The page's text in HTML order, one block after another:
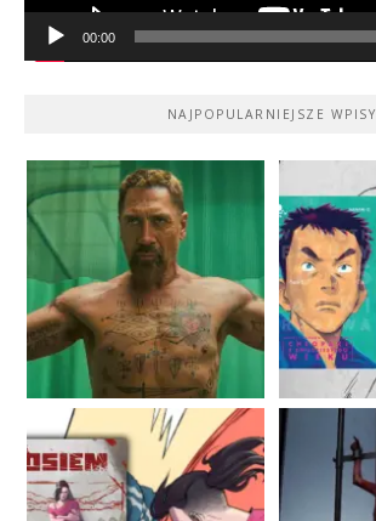
00:00
NAJPOPULARNIEJSZE WPISY